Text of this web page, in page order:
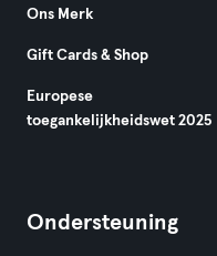
Ons Merk
Gift Cards & Shop
Europese
toegankelijkheidswet 2025
Ondersteuning